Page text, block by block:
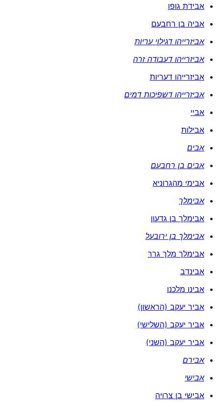
אבידת גופו
אביה בן רחבעם
אביזרייהו דגילוי עריות
אביזרייהו דעבודה זרה
אביזרייהו דעריות
אביזרייהו דשפיכות דמים
אביי
אבילות
אבים
אבים בן רחבעם
אבימי מהגרוניא
אבימלך
אבימלך בן גדעון
אבימלך בן ירובעל
אבימלך מלך גרר
אבינדב
אבינו מלכנו
אביר יעקב (הראשון)
אביר יעקב (השלישי)
אביר יעקב (השני)
אבירם
אבישי
אבישי בן צרויה